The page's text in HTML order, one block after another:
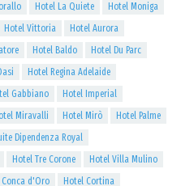
Hotel La Quiete
Hotel Moniga
Hotel Vittoria
Hotel Aurora
Hotel Baldo
Hotel Du Parc
Hotel Regina Adelaide
Gabbiano
Hotel Imperial
Miravalli Hotel Mirò
Hotel Palme
Dipendenza Royal
Hotel Tre Corone
Hotel Villa Mulino
Conca d'Oro Hotel Cortina